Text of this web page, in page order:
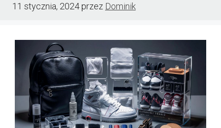
11 stycznia, 2024przez Dominik